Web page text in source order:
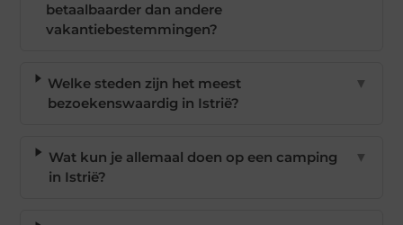
betaalbaarder dan andere
vakantiebestemmingen?
Welke steden zijn het meest
bezoekenswaardig in Istrië?
▼
Wat kun je allemaal doen op een camping
in Istrië?
▼